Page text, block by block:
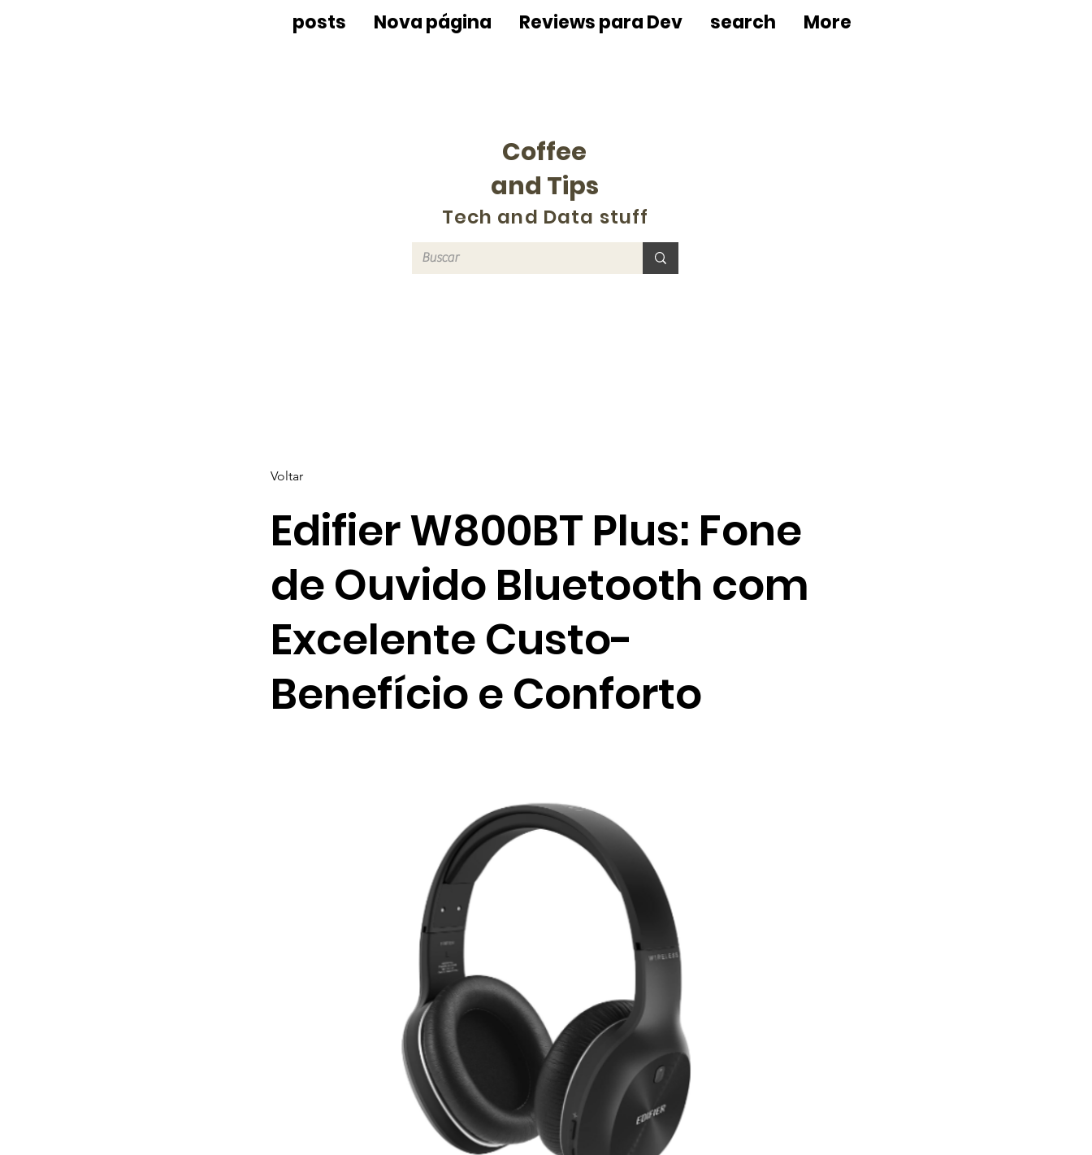
posts Nova página Reviews para Dev search More
Coffee
and Tips
Tech and Data stuff
Voltar
Edifier W800BT Plus: Fone
de Ouvido Bluetooth com
Excelente Custo-
Benefício e Conforto